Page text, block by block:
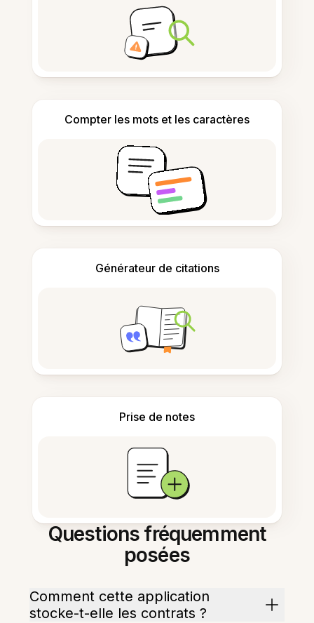
Compter les mots et les caractères
Générateur de citations
Prise de notes
Questions fréquemment
posées
Comment cette application
stocke-t-elle les contrats ?